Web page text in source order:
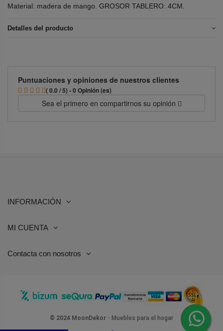
Material: madera de mango. GROSOR TABLERO: 4CM.
Detalles del producto
Puntuaciones y opiniones de nuestros clientes
( 0.0 / 5) - 0 Opinión (es)
Sea el primero en compartirnos su opinión
INFORMACIÓN
MI CUENTA
Contacta con nosotros
© 2024 MoonDekor - Muebles para el hogar